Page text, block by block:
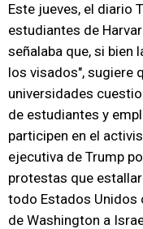
Este jueves, el diario
estudiantes de
señalaba que, si bien
los visados", sugiere
universidades
de estudiantes y
participen en el
ejecutiva de Trump
protestas que
todo Estados Unidos
de Washington a